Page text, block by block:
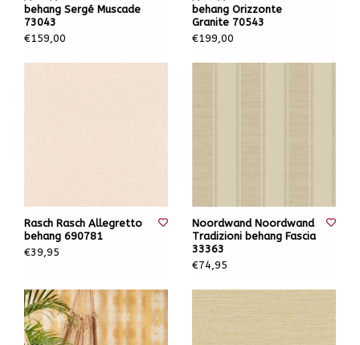
behang Sergé Muscade
73043
€159,00
behang Orizzonte
Granite 70543
€199,00
Rasch Rasch Allegretto
behang 690781
€39,95
Noordwand Noordwand
Tradizioni behang Fascia
33363
€74,95